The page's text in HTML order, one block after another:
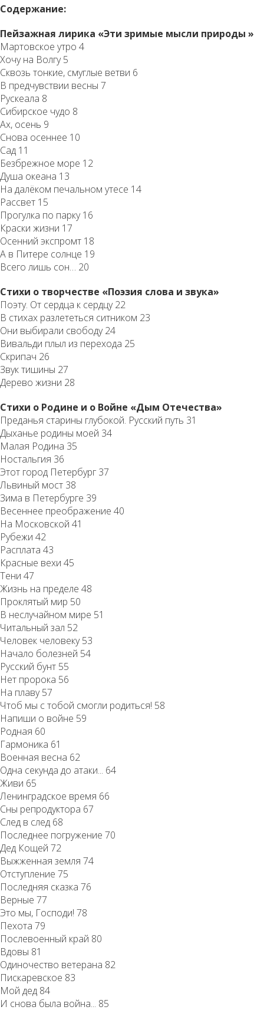
Содержание:
Пейзажная лирика «Эти зримые мысли природы »
Мартовское утро 4
Хочу на Волгу 5
Сквозь тонкие, смуглые ветви 6
В предчувствии весны 7
Рускеала 8
Сибирское чудо 8
Ах, осень 9
Снова осеннее 10
Сад 11
Безбрежное море 12
Душа океана 13
На далёком печальном утесе 14
Рассвет 15
Прогулка по парку 16
Краски жизни 17
Осенний экспромт 18
А в Питере солнце 19
Всего лишь сон… 20
Стихи о творчестве «Поэзия слова и звука»
Поэту. От сердца к сердцу 22
В стихах разлететься ситником 23
Они выбирали свободу 24
Вивальди плыл из перехода 25
Скрипач 26
Звук тишины 27
Дерево жизни 28
Стихи о Родине и о Войне «Дым Отечества»
Преданья старины глубокой. Русский путь 31
Дыханье родины моей 34
Малая Родина 35
Ностальгия 36
Этот город Петербург 37
Львиный мост 38
Зима в Петербурге 39
Весеннее преображение 40
На Московской 41
Рубежи 42
Расплата 43
Красные вехи 45
Тени 47
Жизнь на пределе 48
Проклятый мир 50
В неслучайном мире 51
Читальный зал 52
Человек человеку 53
Начало болезней 54
Русский бунт 55
Нет пророка 56
На плаву 57
Чтоб мы с тобой смогли родиться! 58
Напиши о войне 59
Родная 60
Гармоника 61
Военная весна 62
Одна секунда до атаки... 64
Живи 65
Ленинградское время 66
Сны репродуктора 67
След в след 68
Последнее погружение 70
Дед Кощей 72
Выжженная земля 74
Отступление 75
Последняя сказка 76
Верные 77
Это мы, Господи! 78
Пехота 79
Послевоенный край 80
Вдовы 81
Одиночество ветерана 82
Пискаревское 83
Мой дед 84
И снова была война... 85